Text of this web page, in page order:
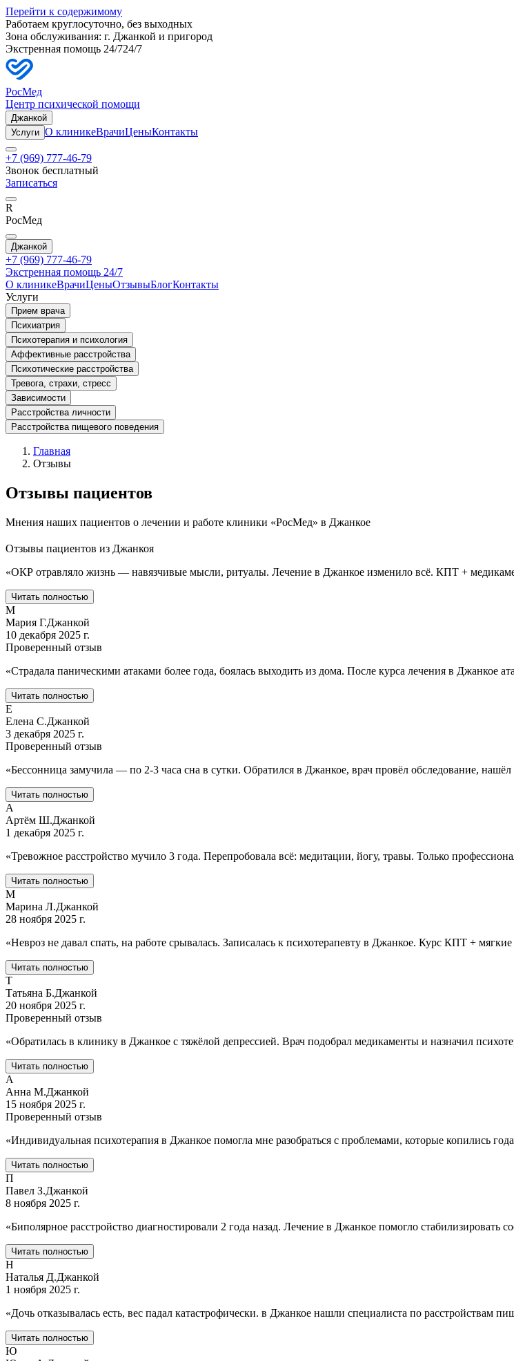
Перейти к содержимому
Работаем круглосуточно, без выходных
Зона обслуживания: г. Джанкой и пригород
Экстренная помощь 24/724/7
РосМед
Центр психической помощи
Джанкой
Услуги О клиникеВрачиЦеныКонтакты
+7 (969) 777-46-79
Звонок бесплатный
Записаться
R
РосМед
Джанкой
+7 (969) 777-46-79
Экстренная помощь 24/7
О клиникеВрачиЦеныОтзывыБлогКонтакты
Услуги
Прием врача
Психиатрия
Психотерапия и психология
Аффективные расстройства
Психотические расстройства
Тревога, страхи, стресс
Зависимости
Расстройства личности
Расстройства пищевого поведения
Главная
Отзывы
Отзывы пациентов
Мнения наших пациентов о лечении и работе клиники «РосМед» в Джанкое
Отзывы пациентов из Джанкоя
«ОКР отравляло жизнь — навязчивые мысли, ритуалы. Лечение в Джанкое изменило всё. КПТ +
Читать полностью
М
Мария Г.Джанкой
10 декабря 2025 г.
Проверенный отзыв
«Страдала паническими атаками более года, боялась выходить из дома. После курса лечения в Джанкое
Читать полностью
Е
Елена С.Джанкой
3 декабря 2025 г.
Проверенный отзыв
«Бессонница замучила — по 2-3 часа сна в сутки. Обратился в Джанкое, врач провёл обследование,
Читать полностью
А
Артём Ш.Джанкой
1 декабря 2025 г.
«Тревожное расстройство мучило 3 года. Перепробовала всё: медитации, йогу, травы. Только
Читать полностью
М
Марина Л.Джанкой
28 ноября 2025 г.
«Невроз не давал спать, на работе срывалась. Записалась к психотерапевту в Джанкое. Курс КПТ +
Читать полностью
Т
Татьяна Б.Джанкой
20 ноября 2025 г.
Проверенный отзыв
«Обратилась в клинику в Джанкое с тяжёлой депрессией. Врач подобрал медикаменты и назначил
Читать полностью
А
Анна М.Джанкой
15 ноября 2025 г.
Проверенный отзыв
«Индивидуальная психотерапия в Джанкое помогла мне разобраться с проблемами, которые копились
Читать полностью
П
Павел З.Джанкой
8 ноября 2025 г.
«Биполярное расстройство диагностировали 2 года назад. Лечение в Джанкое помогло
Читать полностью
Н
Наталья Д.Джанкой
1 ноября 2025 г.
«Дочь отказывалась есть, вес падал катастрофически. в Джанкое нашли специалиста по расстройствам
Читать полностью
Ю